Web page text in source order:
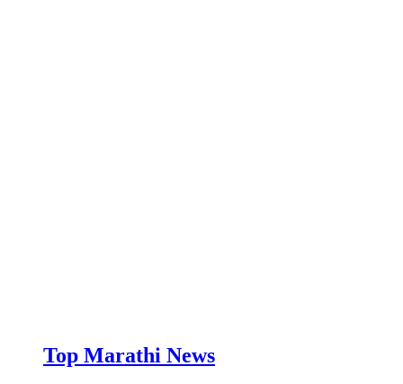
Top Marathi News